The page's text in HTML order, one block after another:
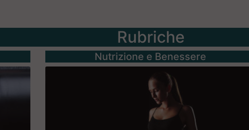
Rubriche
Nutrizione e Benessere